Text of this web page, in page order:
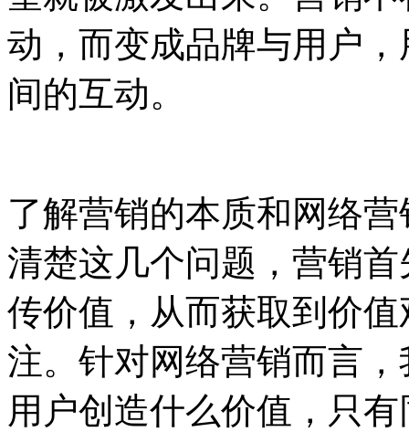
动，而变成品牌与用户
间的互动。
了解营销的本质和网络
清楚这几个问题，营销
传价值，从而获取到价
注。针对网络营销而言
用户创造什么价值，只